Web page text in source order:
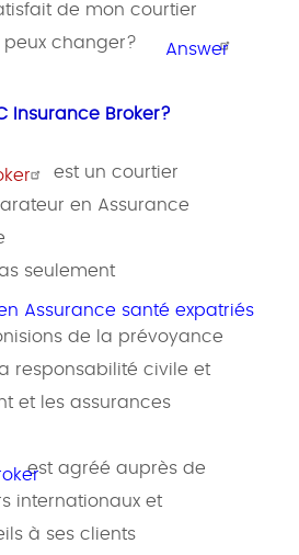
de mon courtier
changer?
Answer
Insurance Broker?
est un courtier
en Assurance
seulement
Assurance santé expatriés
de la prévoyance
responsabilité civile et
et les assurances
est agréé auprès de
internationaux et
à ses clients